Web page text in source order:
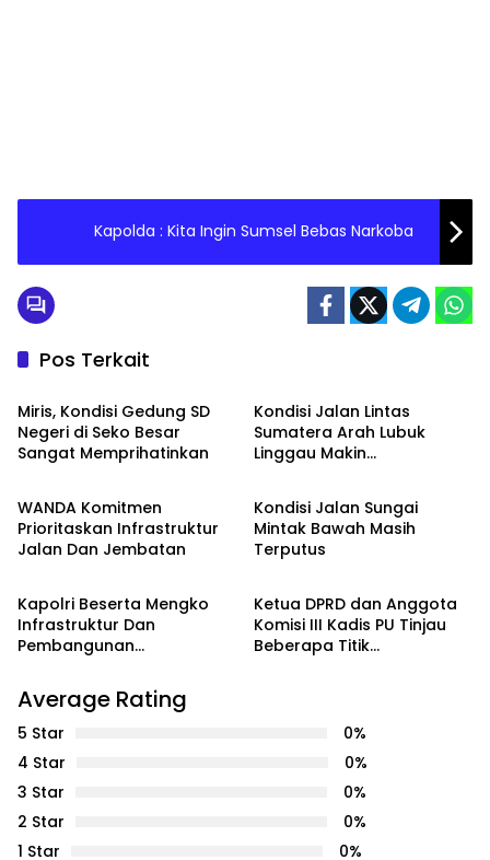
Kapolda : Kita Ingin Sumsel Bebas Narkoba
Pos Terkait
INFRASTRUKTUR
Miris, Kondisi Gedung SD
Negeri di Seko Besar
Sangat Memprihatinkan
Kondisi Jalan Lintas
Sumatera Arah Lubuk
Linggau Makin
INFRASTRUKTUR
WANDA Komitmen
Prioritaskan Infrastruktur
Jalan Dan Jembatan
INFRASTRUKTUR
Kondisi Jalan Sungai
Mintak Bawah Masih
Terputus
INFRASTRUKTUR
Kapolri Beserta Mengko
Infrastruktur Dan
Pembangunan
Pelabuhan Ferry
Internasional Gold Coast
Bengkong
INFRASTRUKTUR
Ketua DPRD dan Anggota
Komisi III Kadis PU Tinjau
Beberapa Titik
Average Rating
5 Star
0%
4 Star
0%
3 Star
0%
2 Star
0%
1 Star
0%